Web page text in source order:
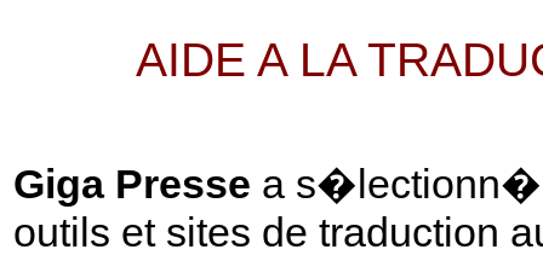
AIDE A LA
Giga Presse a s�lectionn�
outils et sites de traduction